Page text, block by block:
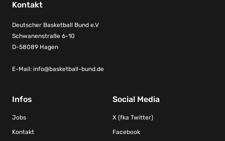
Kontakt
Deutscher Basketball Bund e.V
Schwanenstraße 6-10
D-58089 Hagen
E-Mail: info@basketball-bund.de
Infos
Jobs
Kontakt
Social Media
X (fka Twitter)
Facebook